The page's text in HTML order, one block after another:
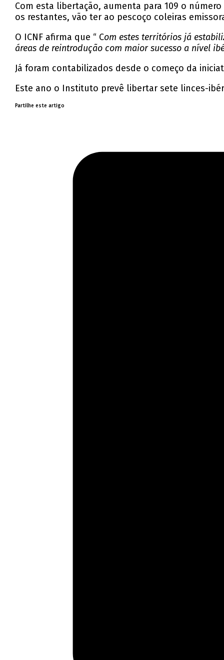
Com esta libertação, aumenta para 109 o
os restantes, vão ter ao pescoço coleiras
O ICNF afirma que “ Com estes territórios já
áreas de reintrodução com maior sucesso a nível
Já foram contabilizados desde o começo da
Este ano o Instituto prevê libertar sete linces-
Partilhe este artigo